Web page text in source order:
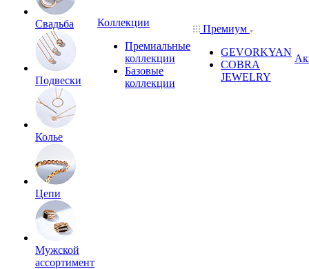
Свадьба
Подвески
Колье
Цепи
Мужской
ассортимент
Коллекции
Премиальные
коллекции
Базовые
коллекции
Премиум
GEVORKYAN
COBRA
JEWELRY